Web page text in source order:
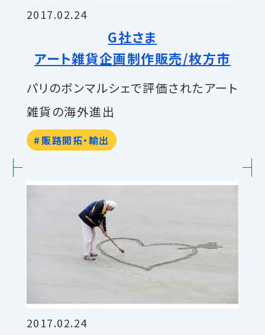
2017.02.24
G社さま
アート雑貨企画制作販売/枚方市
パリのボンマルシェで評価されたアート
雑貨の海外進出
販路開拓・輸出
2017.02.24